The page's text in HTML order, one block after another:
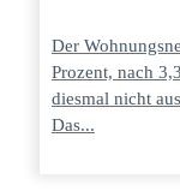
Der
Prozent, nach
diesmal nicht
Das...